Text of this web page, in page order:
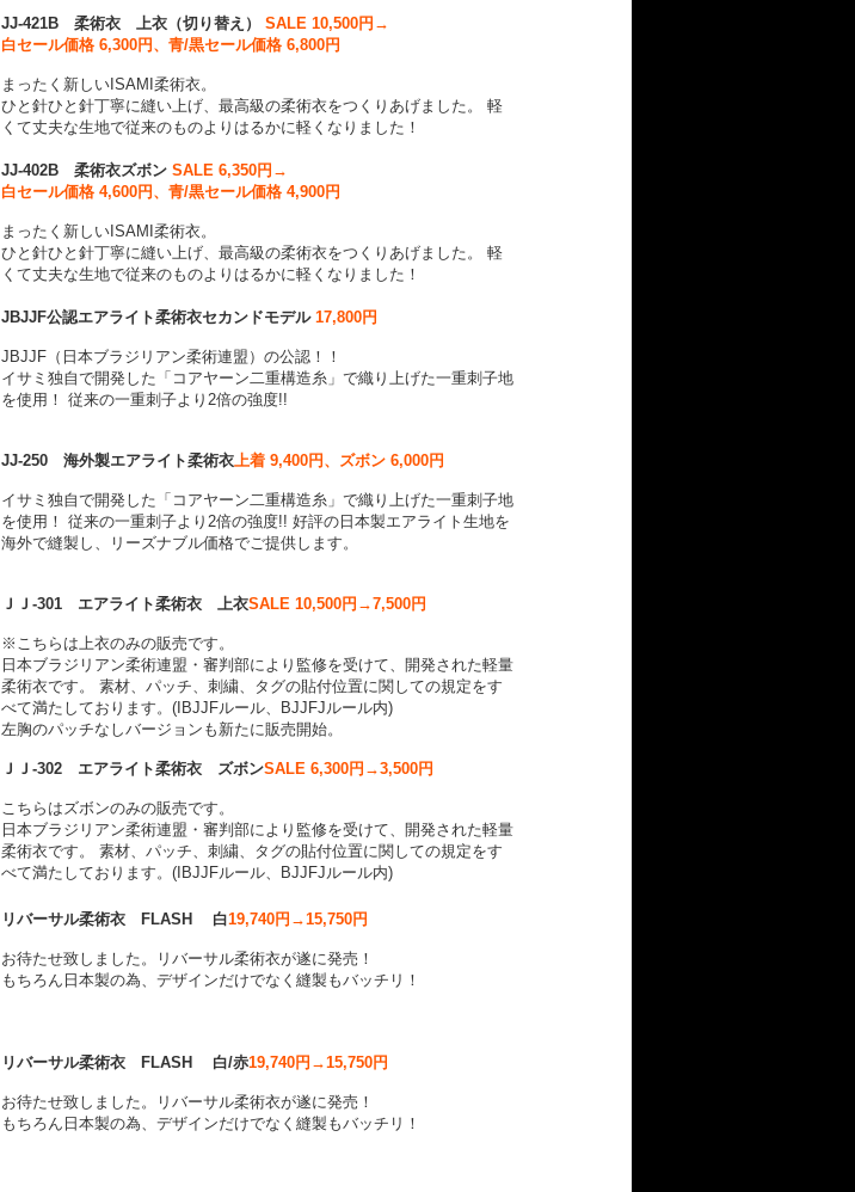
JJ-421B 柔術衣 上衣（切り替え） SALE 10,500円→
白セール価格 6,300円、青/黒セール価格 6,800円
まったく新しいISAMI柔術衣。
ひと針ひと針丁寧に縫い上げ、最高級の柔術衣をつくりあげました。 軽
くて丈夫な生地で従来のものよりはるかに軽くなりました！
JJ-402B 柔術衣ズボン SALE 6,350円→
白セール価格 4,600円、青/黒セール価格 4,900円
まったく新しいISAMI柔術衣。
ひと針ひと針丁寧に縫い上げ、最高級の柔術衣をつくりあげました。 軽
くて丈夫な生地で従来のものよりはるかに軽くなりました！
JBJJF公認エアライト柔術衣セカンドモデル 17,800円
JBJJF（日本ブラジリアン柔術連盟）の公認！！
イサミ独自で開発した「コアヤーン二重構造糸」で織り上げた一重刺子地
を使用！ 従来の一重刺子より2倍の強度!!
JJ-250 海外製エアライト柔術衣上着 9,400円、ズボン 6,000円
イサミ独自で開発した「コアヤーン二重構造糸」で織り上げた一重刺子地
を使用！ 従来の一重刺子より2倍の強度!! 好評の日本製エアライト生地を
海外で縫製し、リーズナブル価格でご提供します。
ＪＪ-301 エアライト柔術衣 上衣SALE 10,500円→7,500円
※こちらは上衣のみの販売です。
日本ブラジリアン柔術連盟・審判部により監修を受けて、開発された軽量
柔術衣です。 素材、パッチ、刺繍、タグの貼付位置に関しての規定をす
べて満たしております。(IBJJFルール、BJJFJルール内)
左胸のパッチなしバージョンも新たに販売開始。
ＪＪ-302 エアライト柔術衣 ズボンSALE 6,300円→3,500円
こちらはズボンのみの販売です。
日本ブラジリアン柔術連盟・審判部により監修を受けて、開発された軽量
柔術衣です。 素材、パッチ、刺繍、タグの貼付位置に関しての規定をす
べて満たしております。(IBJJFルール、BJJFJルール内)
リバーサル柔術衣 FLASH 白19,740円→15,750円
お待たせ致しました。リバーサル柔術衣が遂に発売！
もちろん日本製の為、デザインだけでなく縫製もバッチリ！
リバーサル柔術衣 FLASH 白/赤19,740円→15,750円
お待たせ致しました。リバーサル柔術衣が遂に発売！
もちろん日本製の為、デザインだけでなく縫製もバッチリ！